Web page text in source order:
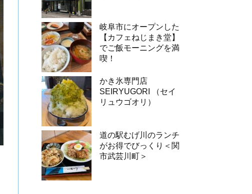
岐阜市にオープンした
【カフェねじまき堂】
でご飯モーニングを満
喫！
かき氷専門店
SEIRYUGORI （セイ
リュウゴオリ）
道の駅むげ川のランチ
がお得でびっくり＜関
市武芸川町＞